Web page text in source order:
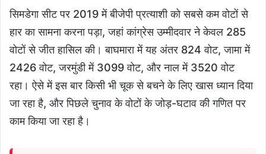
सिमडेगा सीट पर 2019 में बीजेपी प्रत्याशी को सबसे कम वोटों से
हार का सामना करना पड़ा, जहां कांग्रेस उम्मीदवार ने केवल 285
वोटों से जीत हासिल की। बाघमारा में यह अंतर 824 वोट, जामा में
2426 वोट, जरमुंडी में 3099 वोट, और नाल में 3520 वोट
रहा। ऐसे में इस बार किसी भी चूक से बचने के लिए खास ध्यान दिया
जा रहा है, और पिछले चुनाव के वोटों के जोड़-घटाव की गणित पर
काम किया जा रहा है।